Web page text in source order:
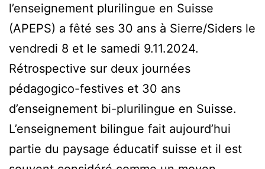
l’enseignement plurilingue en Suisse
(APEPS) a fêté ses 30 ans à Sierre/Siders le
vendredi 8 et le samedi 9.11.2024.
Rétrospective sur deux journées
pédagogico-festives et 30 ans
d’enseignement bi-plurilingue en Suisse.
L’enseignement bilingue fait aujourd’hui
partie du paysage éducatif suisse et il est